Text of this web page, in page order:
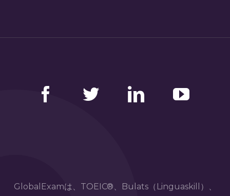
GlobalExamは、TOEIC®、Bulats（Linguaskill）、